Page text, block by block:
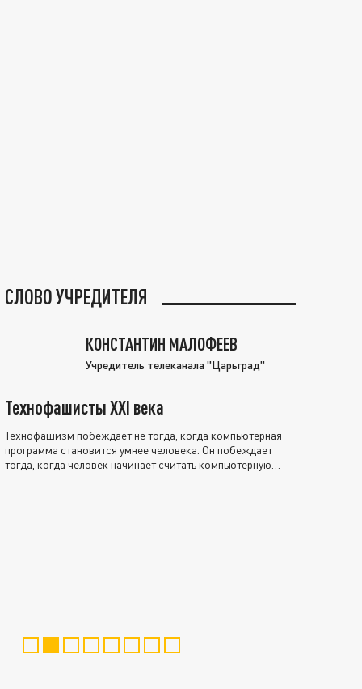
СЛОВО УЧРЕДИТЕЛЯ
КОНСТАНТИН МАЛОФЕЕВ
Учредитель телеканала "Царьград"
Технофашисты XXI века
Технофашизм побеждает не тогда, когда компьютерная
программа становится умнее человека. Он побеждает
тогда, когда человек начинает считать компьютерную